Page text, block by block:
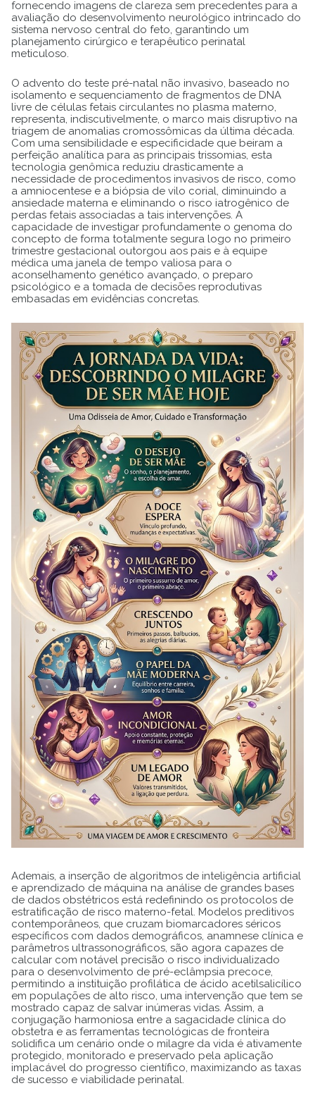
fornecendo imagens de clareza sem precedentes para a
avaliação do desenvolvimento neurológico intrincado do
sistema nervoso central do feto, garantindo um
planejamento cirúrgico e terapêutico perinatal
meticuloso.
O advento do teste pré-natal não invasivo, baseado no
isolamento e sequenciamento de fragmentos de DNA
livre de células fetais circulantes no plasma materno,
representa, indiscutivelmente, o marco mais disruptivo na
triagem de anomalias cromossômicas da última década.
Com uma sensibilidade e especificidade que beiram a
perfeição analítica para as principais trissomias, esta
tecnologia genômica reduziu drasticamente a
necessidade de procedimentos invasivos de risco, como
a amniocentese e a biópsia de vilo corial, diminuindo a
ansiedade materna e eliminando o risco iatrogênico de
perdas fetais associadas a tais intervenções. A
capacidade de investigar profundamente o genoma do
concepto de forma totalmente segura logo no primeiro
trimestre gestacional outorgou aos pais e à equipe
médica uma janela de tempo valiosa para o
aconselhamento genético avançado, o preparo
psicológico e a tomada de decisões reprodutivas
embasadas em evidências concretas.
Ademais, a inserção de algoritmos de inteligência artificial
e aprendizado de máquina na análise de grandes bases
de dados obstétricos está redefinindo os protocolos de
estratificação de risco materno-fetal. Modelos preditivos
contemporâneos, que cruzam biomarcadores séricos
específicos com dados demográficos, anamnese clínica e
parâmetros ultrassonográficos, são agora capazes de
calcular com notável precisão o risco individualizado
para o desenvolvimento de pré-eclâmpsia precoce,
permitindo a instituição profilática de ácido acetilsalicílico
em populações de alto risco, uma intervenção que tem se
mostrado capaz de salvar inúmeras vidas. Assim, a
conjugação harmoniosa entre a sagacidade clínica do
obstetra e as ferramentas tecnológicas de fronteira
solidifica um cenário onde o milagre da vida é ativamente
protegido, monitorado e preservado pela aplicação
implacável do progresso científico, maximizando as taxas
de sucesso e viabilidade perinatal.